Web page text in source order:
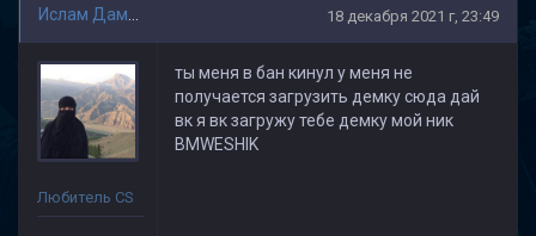
18 декабря 2021 г, 23:49
Любитель CS
ты меня в бан кинул у меня не
получается загрузить демку сюда дай
вк я вк загружу тебе демку мой ник
BMWESHIK